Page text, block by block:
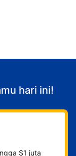
hari ini!
$1 juta